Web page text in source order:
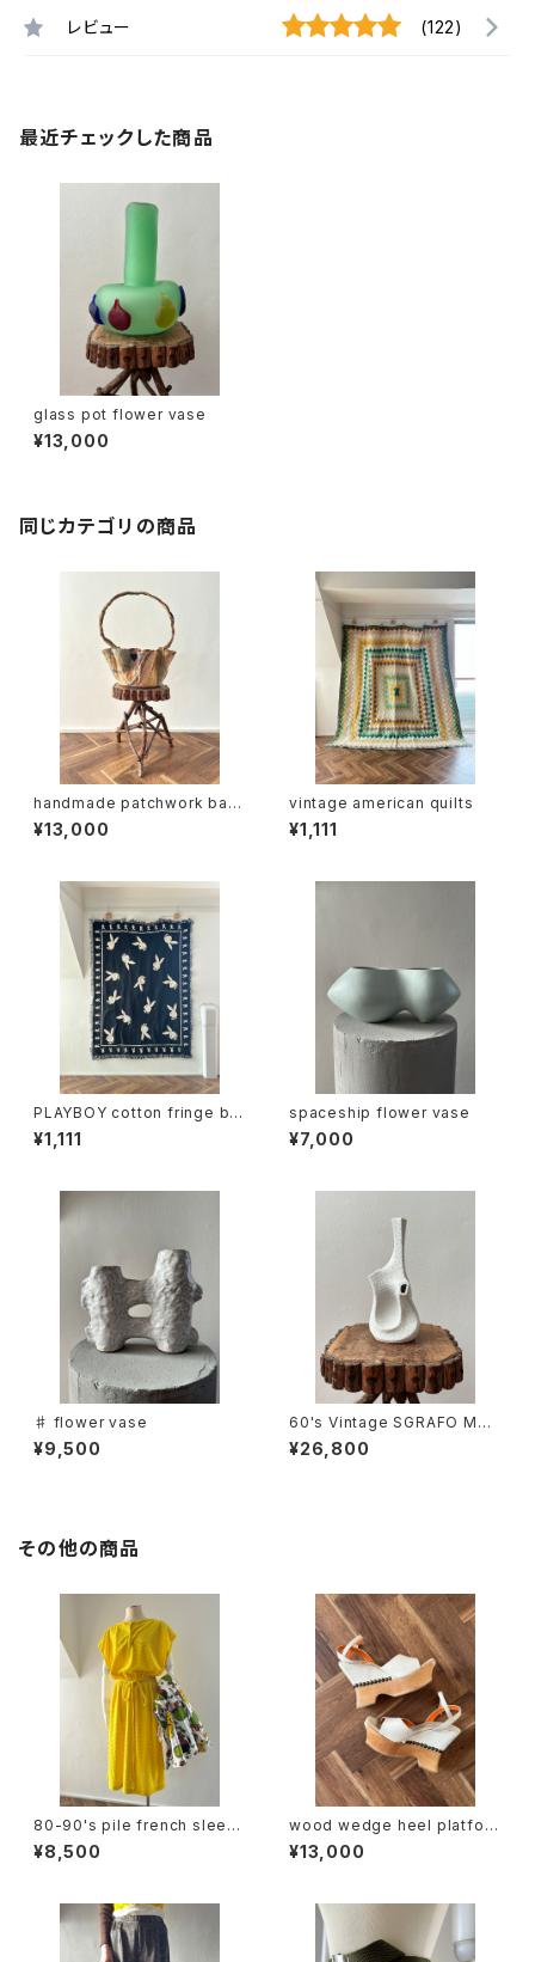
レビュー (122)
最近チェックした商品
glass pot flower vase
¥13,000
同じカテゴリの商品
handmade patchwork bas
ket (folk art)
¥13,000
vintage american quilts
¥1,111
PLAYBOY cotton fringe bla
nket
¥1,111
spaceship flower vase
¥7,000
♯ flower vase
¥9,500
60's Vintage SGRAFO MO
DERN Flower Vase -Koralle
nvasen
¥26,800
その他の商品
80-90's pile french sleev
e dress
¥8,500
wood wedge heel platfor
m sandal
¥13,000